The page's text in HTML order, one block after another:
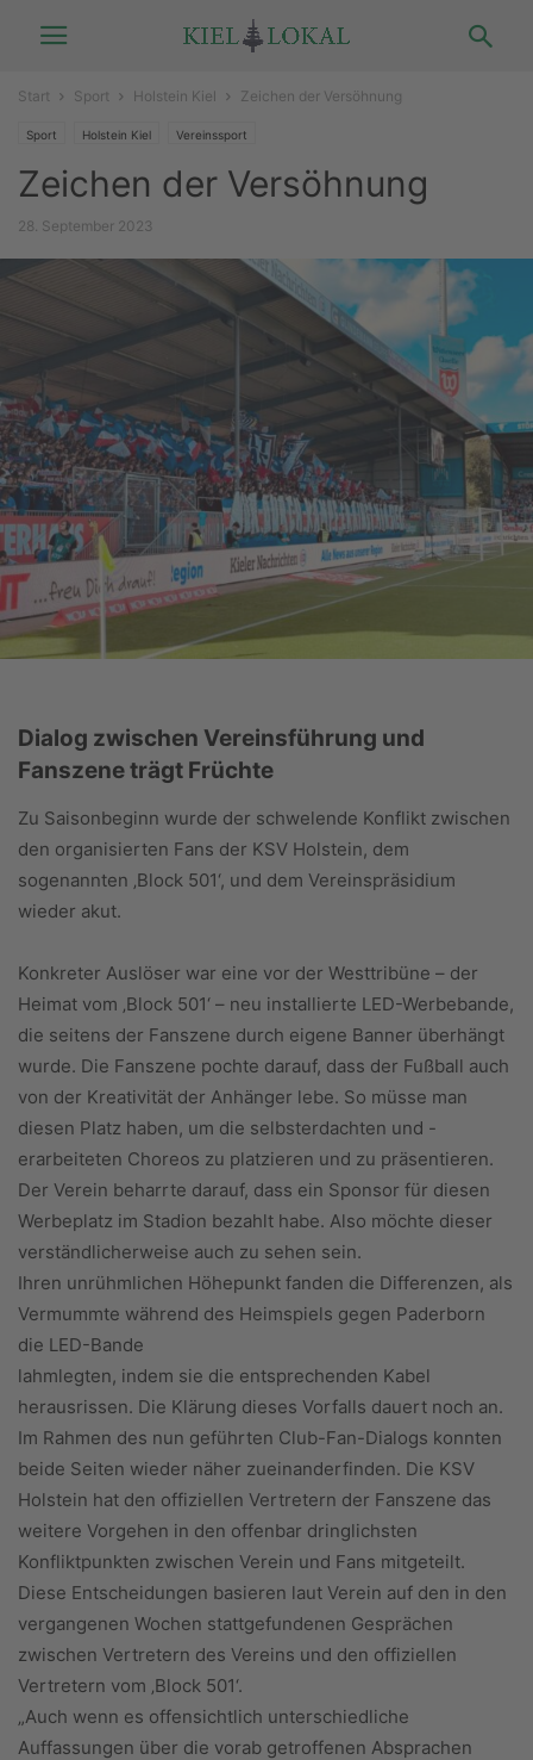
Start Sport Holstein Kiel Zeichen der Versöhnung
Sport Holstein Kiel Vereinssport
Zeichen der Versöhnung
28. September 2023
Dialog zwischen Vereinsführung und
Fanszene trägt Früchte
Zu Saisonbeginn wurde der schwelende Konflikt zwischen
den organisierten Fans der KSV Holstein, dem
sogenannten ‚Block 501‘, und dem Vereinspräsidium
wieder akut.
Konkreter Auslöser war eine vor der Westtribüne – der
Heimat vom ‚Block 501‘ – neu installierte LED-Werbebande,
die seitens der Fanszene durch eigene Banner überhängt
wurde. Die Fanszene pochte darauf, dass der Fußball auch
von der Kreativität der Anhänger lebe. So müsse man
diesen Platz haben, um die selbsterdachten und -
erarbeiteten Choreos zu platzieren und zu präsentieren.
Der Verein beharrte darauf, dass ein Sponsor für diesen
Werbeplatz im Stadion bezahlt habe. Also möchte dieser
verständlicherweise auch zu sehen sein.
Ihren unrühmlichen Höhepunkt fanden die Differenzen, als
Vermummte während des Heimspiels gegen Paderborn
die LED-Bande
lahmlegten, indem sie die entsprechenden Kabel
herausrissen. Die Klärung dieses Vorfalls dauert noch an.
Im Rahmen des nun geführten Club-Fan-Dialogs konnten
beide Seiten wieder näher zueinanderfinden. Die KSV
Holstein hat den offiziellen Vertretern der Fanszene das
weitere Vorgehen in den offenbar dringlichsten
Konfliktpunkten zwischen Verein und Fans mitgeteilt.
Diese Entscheidungen basieren laut Verein auf den in den
vergangenen Wochen stattgefundenen Gesprächen
zwischen Vertretern des Vereins und den offiziellen
Vertretern vom ‚Block 501‘.
„Auch wenn es offensichtlich unterschiedliche
Auffassungen über die vorab getroffenen Absprachen